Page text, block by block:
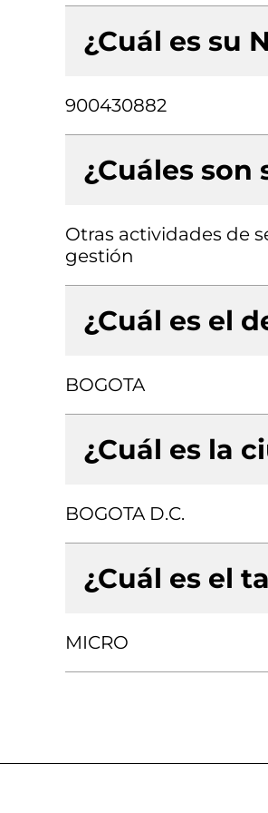
¿Cuál es su
900430882
¿Cuáles
Otras actividades de
gestión
¿Cuál es el
BOGOTA
¿Cuál es la
BOGOTA D.C.
¿Cuál es el
MICRO